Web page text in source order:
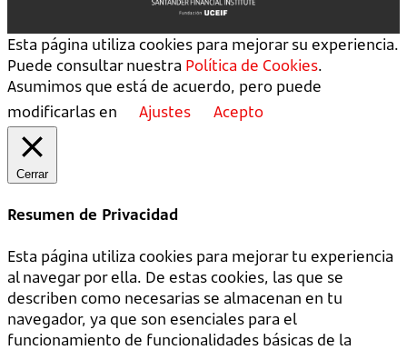
Esta página utiliza cookies para mejorar su experiencia.
Puede consultar nuestra Política de Cookies.
Asumimos que está de acuerdo, pero puede
modificarlas en
Ajustes Acepto
Cerrar
Resumen de Privacidad
Esta página utiliza cookies para mejorar tu experiencia
al navegar por ella. De estas cookies, las que se
describen como necesarias se almacenan en tu
navegador, ya que son esenciales para el
funcionamiento de funcionalidades básicas de la